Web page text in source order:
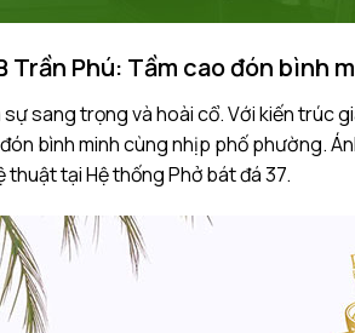
Trần Phú: Tầm cao đón bình
sự sang trọng và hoài cổ. Với kiến
bình minh cùng nhịp phố phường.
tại Hệ thống Phở bát đá 37.